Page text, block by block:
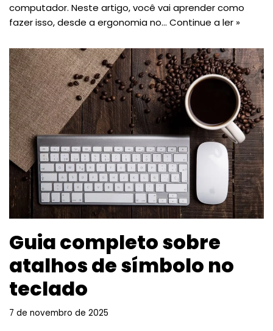
computador. Neste artigo, você vai aprender como
fazer isso, desde a ergonomia no… Continue a ler »
Guia completo sobre
atalhos de símbolo no
teclado
7 de novembro de 2025